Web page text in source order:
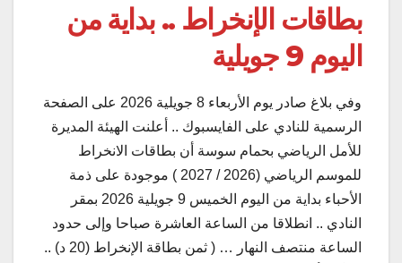
بطاقات الإنخراط .. بداية من
اليوم 9 جويلية
وفي بلاغ صادر يوم الأربعاء 8 جويلية 2026 على الصفحة
الرسمية للنادي على الفايسبوك .. أعلنت الهيئة المديرة
للأمل الرياضي بحمام سوسة أن بطاقات الانخراط
للموسم الرياضي (2026 / 2027 ) موجودة على ذمة
الأحباء بداية من اليوم الخميس 9 جويلية 2026 بمقر
النادي .. انطلاقا من الساعة العاشرة صباحا وإلى حدود
الساعة منتصف النهار … ( ثمن بطاقة الإنخراط (20 د) ..